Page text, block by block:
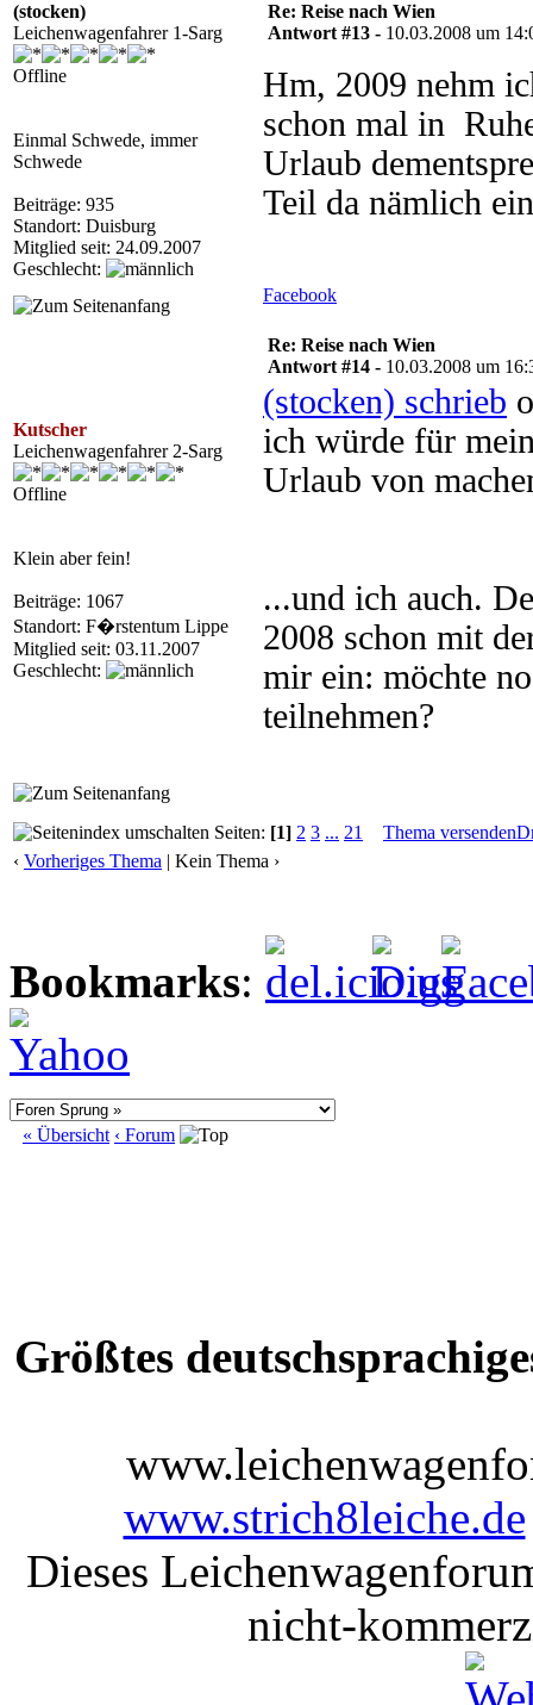
(stocken)
Leichenwagenfahrer 1-Sarg
Offline
Einmal Schwede, immer
Schwede
Beiträge: 935
Standort: Duisburg
Mitglied seit: 24.09.2007
Geschlecht:
Re: Reise nach Wien
Antwort #13 - 10.03.2008 um
Hm, 2009 nehm
schon mal in
Urlaub
Teil da nämlich
Facebook
Kutscher
Leichenwagenfahrer 2-Sarg
Offline
Klein aber fein!
Beiträge: 1067
Standort: F�rstentum Lippe
Mitglied seit: 03.11.2007
Geschlecht:
Re: Reise nach Wien
Antwort #14 - 10.03.2008 um
(stocken) schrieb
ich würde für
Urlaub von
...und ich auch.
2008 schon mit
mir ein: möchte
teilnehmen?
Seiten: [1] 2 3 ... 21 Thema versenden
‹ Vorheriges Thema | Kein Thema ›
Bookmarks:
« Übersicht ‹ Forum
Größtes
www.strich8leiche.de
Dieses
nicht-